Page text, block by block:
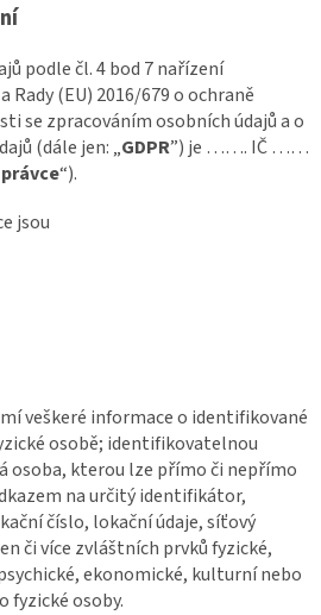
podle čl. 4 bod 7 nařízení
(EU) 2016/679 o ochraně
se zpracováním osobních údajů a o
(dále jen: „GDPR”) je ……. IČ ……
“).
jsou
veškeré informace o identifikované
osobě; identifikovatelnou
osoba, kterou lze přímo či nepřímo
na určitý identifikátor,
číslo, lokační údaje, síťový
či více zvláštních prvků fyzické,
ekonomické, kulturní nebo
osoby.